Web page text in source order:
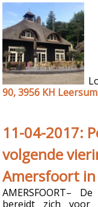
90, 3956 KH
11-04-2017:
volgende
Amersfoort
AMERSFOORT–
bereidt zich voor